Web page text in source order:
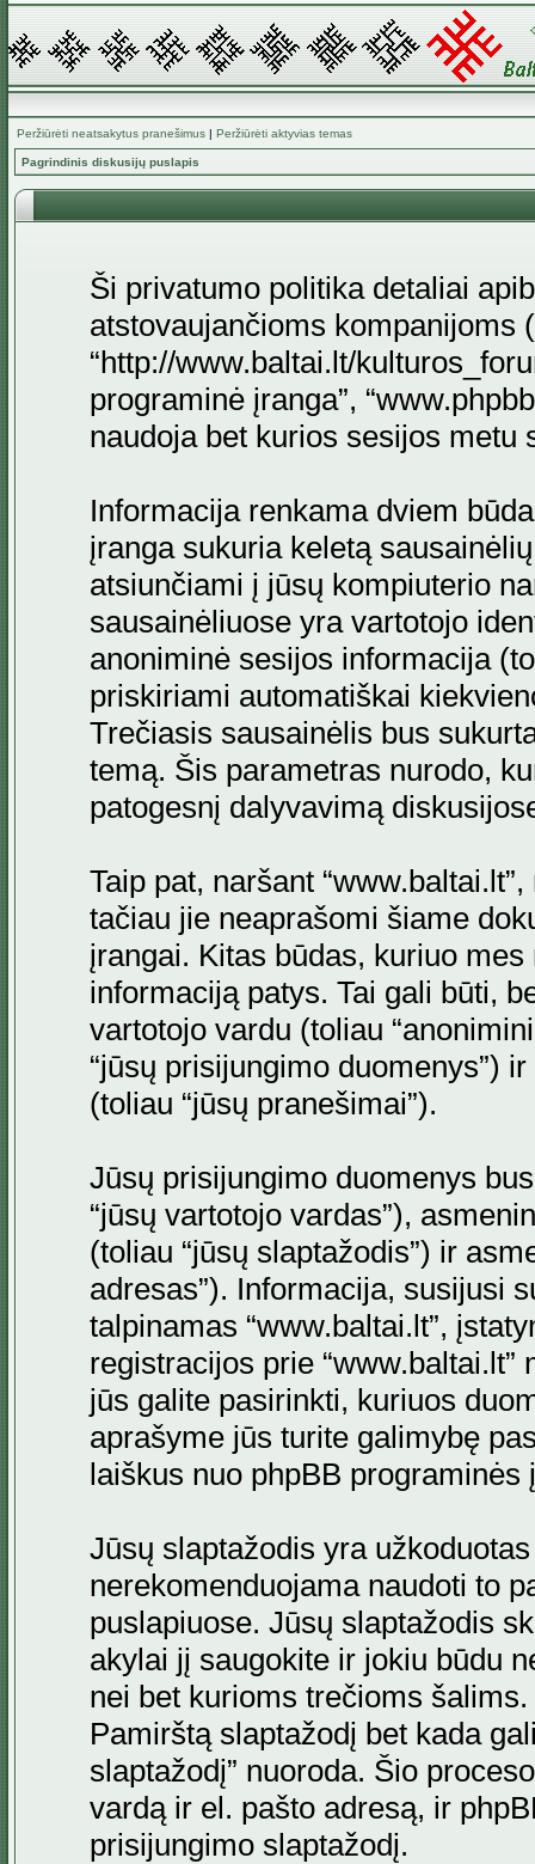
Peržiūrėti neatsakytus pranešimus | Peržiūrėti aktyvias temas
Pagrindinis diskusijų puslapis
Ši privatumo politika detaliai
atstovaujančioms kompanijoms
“http://www.baltai.lt/
programinė įranga”,
naudoja bet kurios sesijos metu
Informacija renkama dviem
įranga sukuria keletą
atsiunčiami į jūsų kompiuterio
sausainėliuose yra vartotojo
anoniminė sesijos informacija
priskiriami automatiškai
Trečiasis sausainėlis bus
temą. Šis parametras nurodo,
patogesnį dalyvavimą
Taip pat, naršant
tačiau jie neaprašomi šiame
įrangai. Kitas būdas, kuriuo
informaciją patys. Tai gali būti,
vartotojo vardu (toliau
“jūsų prisijungimo duomenys”)
(toliau “jūsų pranešimai”).
Jūsų prisijungimo duomenys
“jūsų vartotojo vardas”),
(toliau “jūsų slaptažodis”) ir
adresas”). Informacija, susijusi
talpinamas “www.baltai.lt”,
registracijos prie
jūs galite pasirinkti, kuriuos
aprašyme jūs turite galimybę
laiškus nuo phpBB programinės
Jūsų slaptažodis yra
nerekomenduojama naudoti to
puslapiuose. Jūsų slaptažodis
akylai jį saugokite ir jokiu būdu
nei bet kurioms trečioms
Pamirštą slaptažodį bet kada
slaptažodį” nuoroda. Šio
vardą ir el. pašto adresą, ir
prisijungimo slaptažodį.